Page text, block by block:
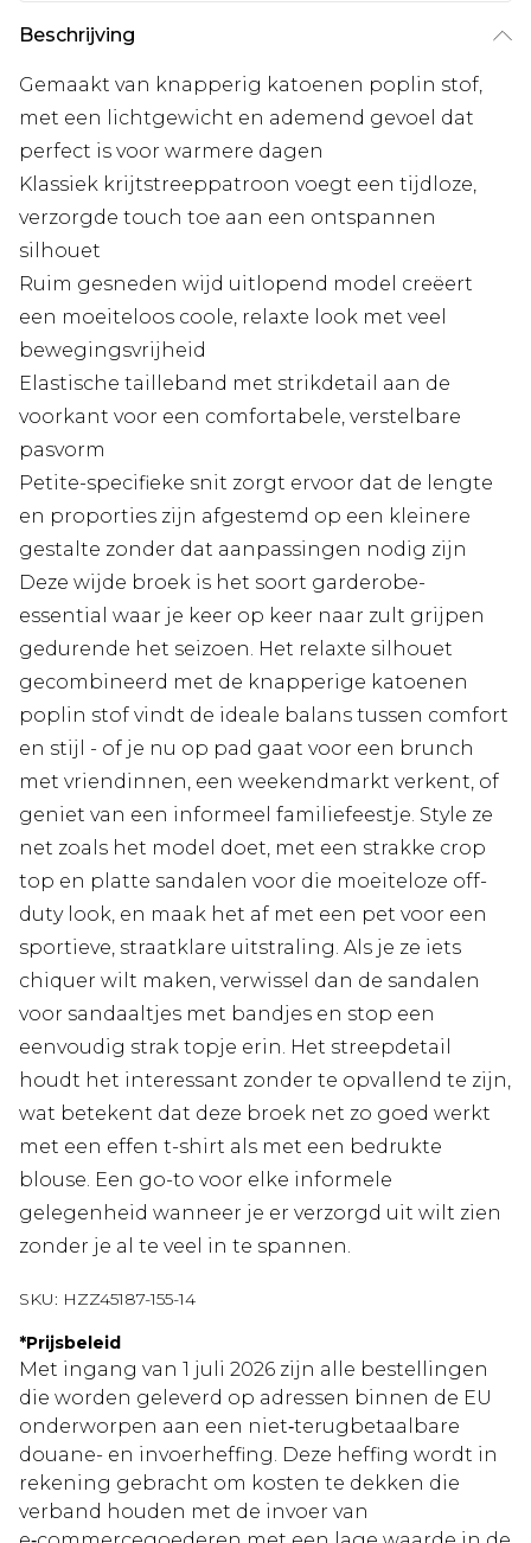
Beschrijving
Gemaakt van knapperig katoenen poplin stof,
met een lichtgewicht en ademend gevoel dat
perfect is voor warmere dagen
Klassiek krijtstreeppatroon voegt een tijdloze,
verzorgde touch toe aan een ontspannen
silhouet
Ruim gesneden wijd uitlopend model creëert
een moeiteloos coole, relaxte look met veel
bewegingsvrijheid
Elastische tailleband met strikdetail aan de
voorkant voor een comfortabele, verstelbare
pasvorm
Petite-specifieke snit zorgt ervoor dat de lengte
en proporties zijn afgestemd op een kleinere
gestalte zonder dat aanpassingen nodig zijn
Deze wijde broek is het soort garderobe-
essential waar je keer op keer naar zult grijpen
gedurende het seizoen. Het relaxte silhouet
gecombineerd met de knapperige katoenen
poplin stof vindt de ideale balans tussen comfort
en stijl - of je nu op pad gaat voor een brunch
met vriendinnen, een weekendmarkt verkent, of
geniet van een informeel familiefeestje. Style ze
net zoals het model doet, met een strakke crop
top en platte sandalen voor die moeiteloze off-
duty look, en maak het af met een pet voor een
sportieve, straatklare uitstraling. Als je ze iets
chiquer wilt maken, verwissel dan de sandalen
voor sandaaltjes met bandjes en stop een
eenvoudig strak topje erin. Het streepdetail
houdt het interessant zonder te opvallend te zijn,
wat betekent dat deze broek net zo goed werkt
met een effen t-shirt als met een bedrukte
blouse. Een go-to voor elke informele
gelegenheid wanneer je er verzorgd uit wilt zien
zonder je al te veel in te spannen.
SKU: HZZ45187-155-14
*Prijsbeleid
Met ingang van 1 juli 2026 zijn alle bestellingen
die worden geleverd op adressen binnen de EU
onderworpen aan een niet‑terugbetaalbare
douane- en invoerheffing. Deze heffing wordt in
rekening gebracht om kosten te dekken die
verband houden met de invoer van